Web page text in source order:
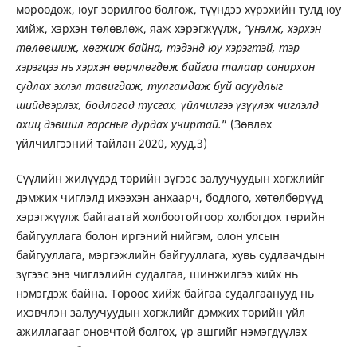
мөрөөдөж, юуг зорилгоо болгож, түүндээ хүрэхийн тулд юу
хийж, хэрхэн төлөвлөж, яаж хэрэгжүүлж, “үнэлж, хэрхэн
төлөвшиж, хөгжиж байна, тэдэнд юу хэрэгтэй, тэр
хэрэгцээ нь хэрхэн өөрчлөгдөж байгаа талаар сонирхон
судлах эхлэл тавигдаж, тулгамдаж буй асуудлыг
шийдвэрлэх, бодлогод тусгах, үйлчилгээ үзүүлэх чиглэлд
ахиц дэвшил гарсныг дурдах учиртай.” (Зөвлөх
үйлчилгээний тайлан 2020, хууд.3)
Сүүлийн жилүүдэд төрийн зүгээс залуучуудын хөгжлийг
дэмжих чиглэлд ихээхэн анхаарч, бодлого, хөтөлбөрүүд
хэрэгжүүлж байгаатай холбоотойгоор холбогдох төрийн
байгууллага болон иргэний нийгэм, олон улсын
байгууллага, мэргэжлийн байгууллага, хувь судлаачдын
зүгээс энэ чиглэлийн судалгаа, шинжилгээ хийх нь
нэмэгдэж байна. Төрөөс хийж байгаа судалгаанууд нь
ихэвчлэн залуучуудын хөгжлийг дэмжих төрийн үйл
ажиллагааг оновчтой болгох, үр ашгийг нэмэгдүүлэх